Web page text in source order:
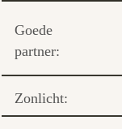
Goede
partner:
Zonlicht: